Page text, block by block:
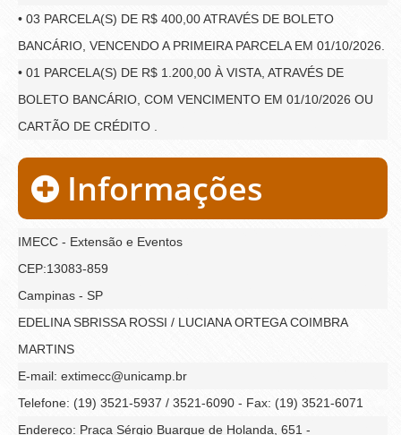
• 03 PARCELA(S) DE R$ 400,00 ATRAVÉS DE BOLETO
BANCÁRIO, VENCENDO A PRIMEIRA PARCELA EM 01/10/2026.
• 01 PARCELA(S) DE R$ 1.200,00 À VISTA, ATRAVÉS DE
BOLETO BANCÁRIO, COM VENCIMENTO EM 01/10/2026 OU
CARTÃO DE CRÉDITO .
Informações
IMECC - Extensão e Eventos
CEP:13083-859
Campinas - SP
EDELINA SBRISSA ROSSI / LUCIANA ORTEGA COIMBRA
MARTINS
E-mail: extimecc@unicamp.br
Telefone: (19) 3521-5937 / 3521-6090 - Fax: (19) 3521-6071
Endereço: Praça Sérgio Buarque de Holanda, 651 -